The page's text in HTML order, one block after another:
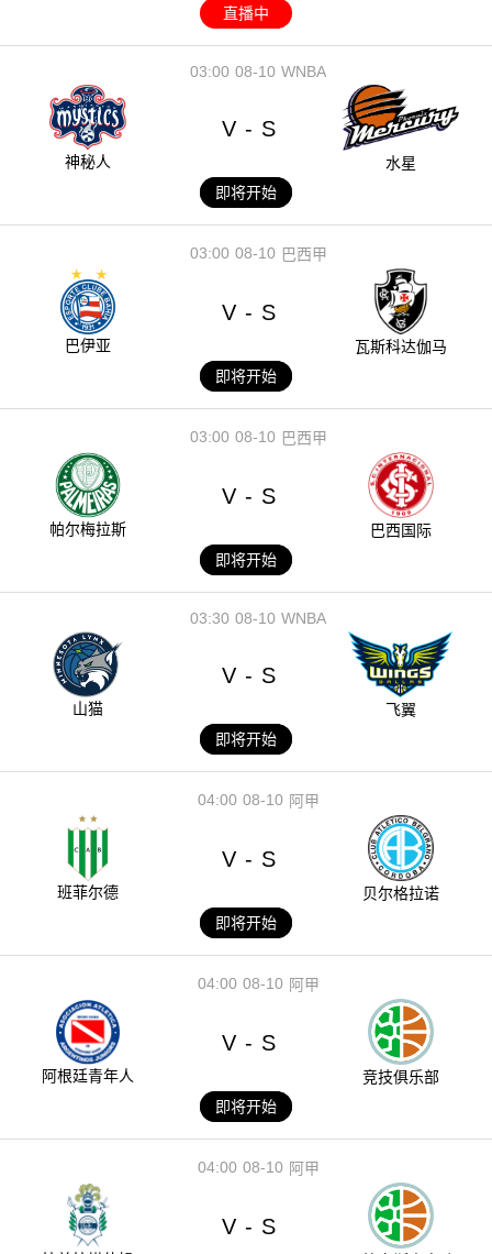
直播中
08-10
03:00 WNBA
神秘人
V - S
水星
即将开始
08-10
03:00 巴西甲
巴伊亚
V - S
瓦斯科达伽马
即将开始
08-10
03:00 巴西甲
帕尔梅拉斯
V - S
巴西国际
即将开始
08-10
03:30 WNBA
山猫
V - S
飞翼
即将开始
08-10
04:00 阿甲
班菲尔德
V - S
贝尔格拉诺
即将开始
08-10
04:00 阿甲
阿根廷青年人
V - S
竞技俱乐部
即将开始
08-10
04:00 阿甲
V - S